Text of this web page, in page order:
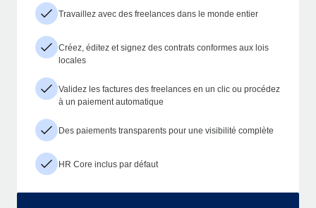
Travaillez avec des freelances dans le monde entier
Créez, éditez et signez des contrats conformes aux lois
locales
Validez les factures des freelances en un clic ou procédez
à un paiement automatique
Des paiements transparents pour une visibilité complète
HR Core inclus par défaut